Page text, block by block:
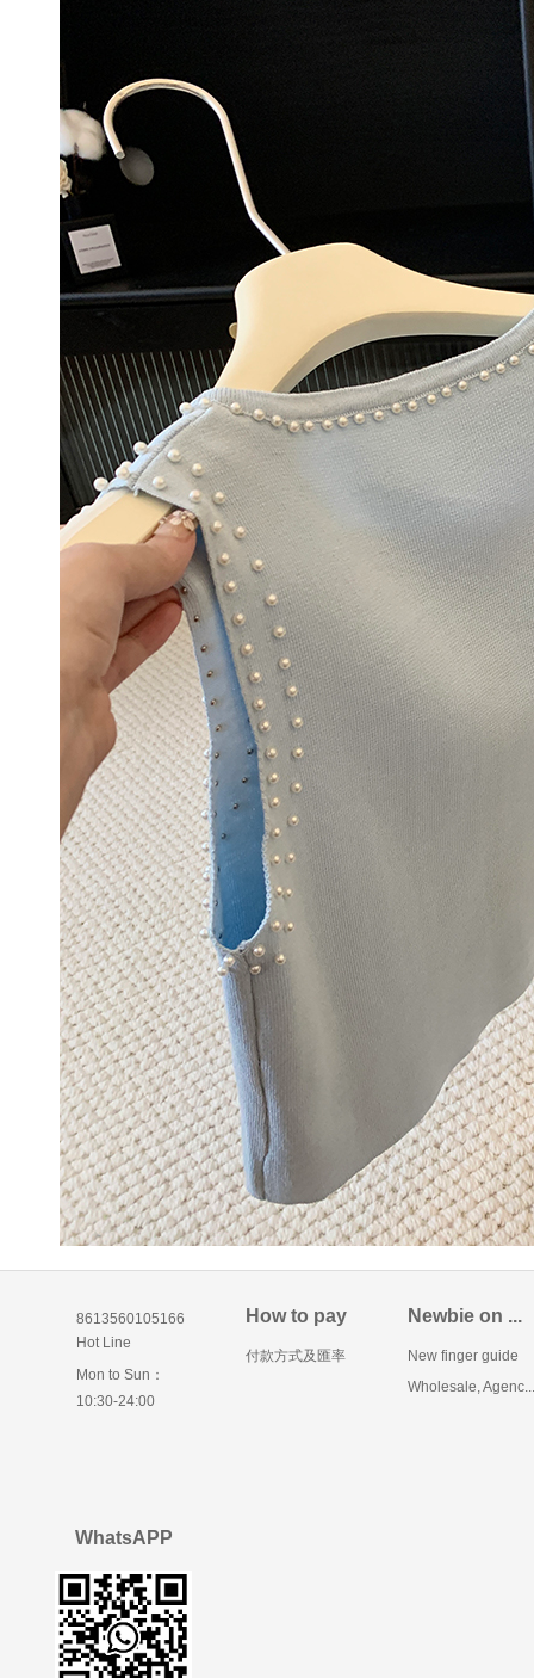
8613560105166
Hot Line
Mon to Sun：
10:30-24:00
How to pay
付款方式及匯率
Newbie on ...
New finger guide
Wholesale, Agenc...
WhatsAPP